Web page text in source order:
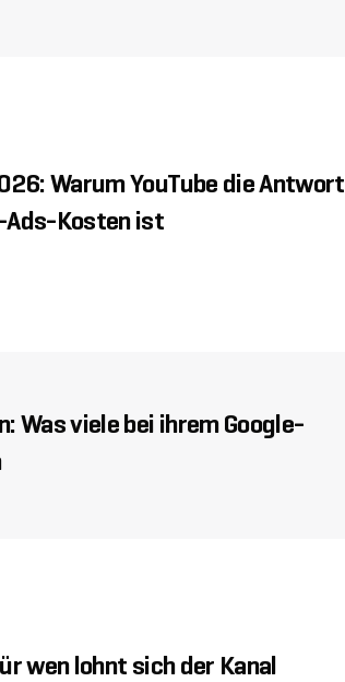
Warum YouTube die Antwort
Ads-Kosten ist
Was viele bei ihrem Google-
wen lohnt sich der Kanal